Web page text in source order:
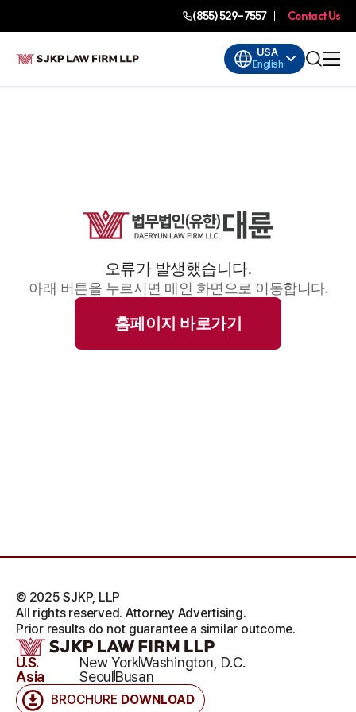
(855) 529-7557 Contact Us
USA
English
오류가 발생했습니다.
아래 버튼을 누르시면 메인 화면으로 이동합니다.
홈페이지 바로가기
BROCHURE DOWNLOAD
U.S. New YorkWashington, D.C.
Asia
SeoulBusan
© 2025 SJKP, LLP
All rights reserved. Attorney Advertising.
Prior results do not guarantee a similar outcome.